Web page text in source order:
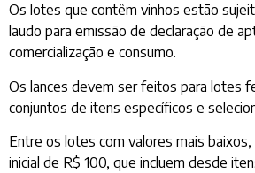
Os lotes que contêm vinhos estão
laudo para emissão de declaração de
comercialização e consumo.
Os lances devem ser feitos para lotes
conjuntos de itens específicos e
Entre os lotes com valores mais baixos,
inicial de R$ 100, que incluem desde